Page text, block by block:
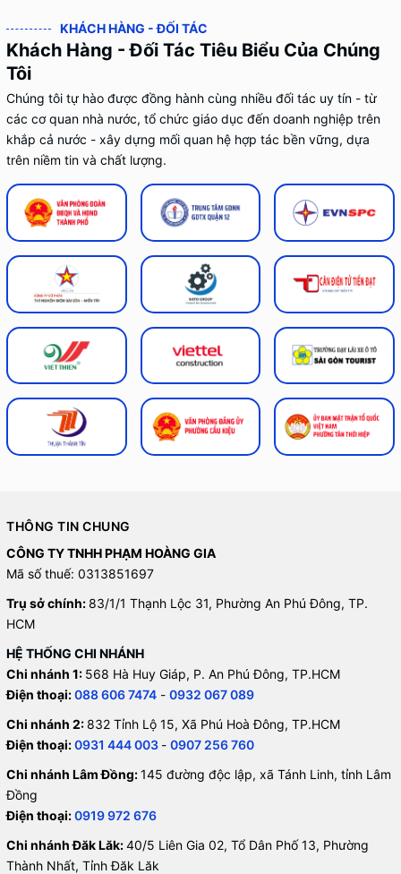
KHÁCH HÀNG - ĐỐI TÁC
Khách Hàng - Đối Tác Tiêu Biểu Của Chúng
Tôi
Chúng tôi tự hào được đồng hành cùng nhiều đối tác uy tín - từ
các cơ quan nhà nước, tổ chức giáo dục đến doanh nghiệp trên
khắp cả nước - xây dựng mối quan hệ hợp tác bền vững, dựa
trên niềm tin và chất lượng.
THÔNG TIN CHUNG
CÔNG TY TNHH PHẠM HOÀNG GIA
Mã số thuế: 0313851697
Trụ sở chính: 83/1/1 Thạnh Lộc 31, Phường An Phú Đông, TP.
HCM
HỆ THỐNG CHI NHÁNH
Chi nhánh 1: 568 Hà Huy Giáp, P. An Phú Đông, TP.HCM
Điện thoại:088 606 7474 - 0932 067 089
Chi nhánh 2: 832 Tỉnh Lộ 15, Xã Phú Hoà Đông, TP.HCM
Điện thoại:0931 444 003 - 0907 256 760
Chi nhánh Lâm Đồng:145 đường độc lập, xã Tánh Linh, tỉnh Lâm
Đồng
Điện thoại:0919 972 676
Chi nhánh Đăk Lăk:40/5 Liên Gia 02, Tổ Dân Phố 13, Phường
Thành Nhất, Tỉnh Đăk Lăk